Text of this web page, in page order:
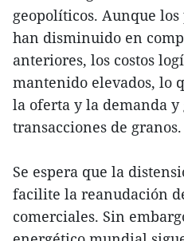
geopolíticos. Aunque
han disminuido en
anteriores, los costos
mantenido elevados, lo
la oferta y la demanda
transacciones de granos.
Se espera que la
facilite la reanudación
comerciales. Sin